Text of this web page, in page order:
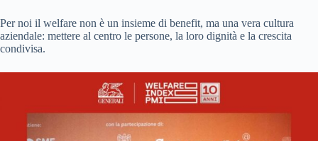
Per noi il welfare non è un insieme di benefit, ma una vera cultura
aziendale: mettere al centro le persone, la loro dignità e la crescita
condivisa.